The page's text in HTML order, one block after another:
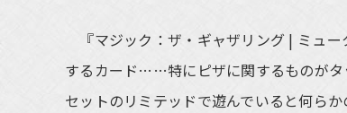
『マジック：ザ・ギャザリング | ミュ
するカード……特にピザに関するものがタ
セットのリミテッドで遊んでいると何ら